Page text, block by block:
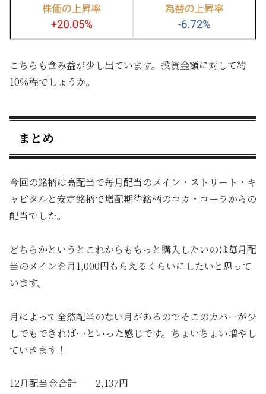
こちらも含み益が少し出ています。投資金額に対して約
10％程でしょうか。
まとめ
今回の銘柄は高配当で毎月配当のメイン・ストリート・キ
ャピタルと安定銘柄で増配期待銘柄のコカ・コーラからの
配当でした。
どちらかというとこれからももっと購入したいのは毎月配
当のメインを月1,000円もらえるくらいにしたいと思って
います。
月によって全然配当のない月があるのでそこのカバーが少
しでもできれば…といった感じです。ちょいちょい増やし
ていきます！
12月配当金合計 2,137円